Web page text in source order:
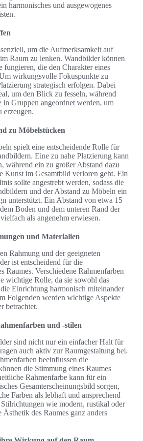
harmonisches und ausgewogenes
um die Aufmerksamkeit auf
Raum zu lenken. Wandbilder können
fungieren, die den Charakter eines
wirkungsvolle Fokuspunkte zu
strategisch erfolgen. Dabei
um den Blick zu fesseln, während
Gruppen angeordnet werden, um
erzeugen.
zu Möbelstücken
spielt eine entscheidende Rolle für
Eine zu nahe Platzierung kann
während ein zu großer Abstand dazu
Kunst im Gesamtbild verloren geht. Ein
sollte angestrebt werden, sodass die
und der Abstand zu Möbeln ein
unterstützt. Ein Abstand von etwa 15
Boden und dem unteren Rand der
als angenehm erwiesen.
und Materialien
Rahmung und der geeigneten
ist entscheidend für die
Raumes. Verschiedene Rahmenfarben
wichtige Rolle, da sie sowohl das
Einrichtung harmonisch miteinander
Folgenden werden wichtige Aspekte
betrachtet.
und -stilen
sind nicht nur ein einfacher Halt für
auch aktiv zur Raumgestaltung bei.
beeinflussen die
die Stimmung eines Raumes
Rahmenfarbe kann für ein
Gesamterscheinungsbild sorgen,
Farben als lebhaft und ansprechend
wie modern, rustikal oder
des Raumes ganz anders